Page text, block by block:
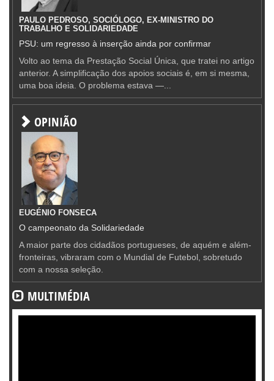
PAULO PEDROSO, SOCIÓLOGO, EX-MINISTRO DO
TRABALHO E SOLIDARIEDADE
PSU: um regresso à inserção ainda por confirmar
Volto ao tema da Prestação Social Única, que tratei no artigo
anterior. A simplificação dos apoios sociais é, em si mesma,
uma boa ideia. O problema estava —...
OPINIÃO
EUGÉNIO FONSECA
O campeonato da Solidariedade
A maior parte dos cidadãos portugueses, de aquém e além-
fronteiras, vibraram com o Mundial de Futebol, sobretudo
com a nossa seleção.
MULTIMÉDIA